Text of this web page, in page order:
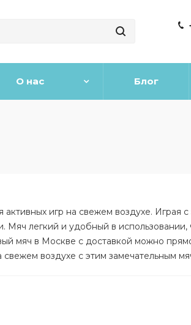
О нас Блог
игр на свежем воздухе. Играя
легкий и удобный в использовании,
мяч в Москве с доставкой можно
воздухе с этим замечательным